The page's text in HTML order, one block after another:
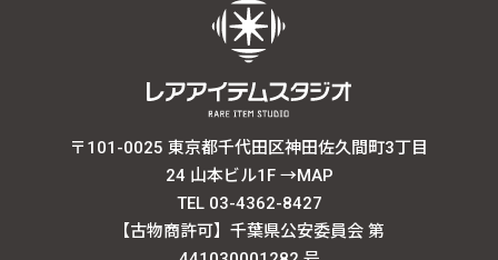
〒101-0025 東京都千代田区神田佐久間町3丁目
24 山本ビル1F →MAP
TEL 03-4362-8427
【古物商許可】千葉県公安委員会 第